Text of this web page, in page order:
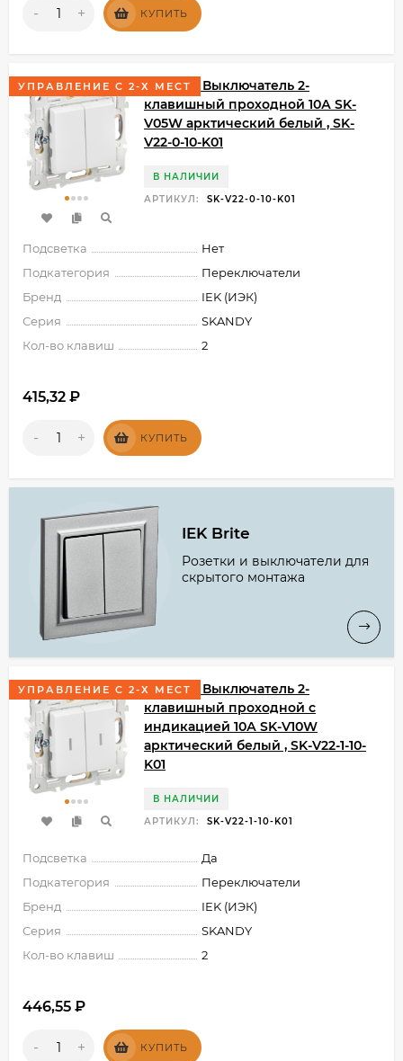
- + КУПИТЬ
УПРАВЛЕНИЕ С 2-Х МЕСТSKANDY Выключатель 2-
клавишный проходной 10А SK-
V05W арктический белый , SK-
V22-0-10-K01
В НАЛИЧИИ
АРТИКУЛ:
SK-V22-0-10-K01
Подсветка
Нет
Подкатегория
Переключатели
Бренд
IEK (ИЭК)
Серия
SKANDY
Кол-во клавиш
2
415,32 ₽
- + КУПИТЬ
IEK Brite
Розетки и выключатели для
скрытого монтажа
УПРАВЛЕНИЕ С 2-Х МЕСТSKANDY Выключатель 2-
клавишный проходной с
индикацией 10А SK-V10W
арктический белый , SK-V22-1-10-
K01
В НАЛИЧИИ
АРТИКУЛ:
SK-V22-1-10-K01
Подсветка
Да
Подкатегория
Переключатели
Бренд
IEK (ИЭК)
Серия
SKANDY
Кол-во клавиш
2
446,55 ₽
- + КУПИТЬ